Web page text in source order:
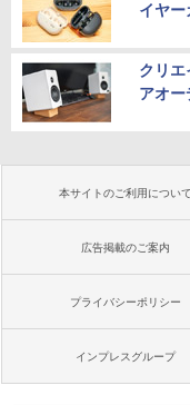
イヤー
クリエ
アオー
本サイトのご利用について
広告掲載のご案内
プライバシーポリシー
インプレスグループ